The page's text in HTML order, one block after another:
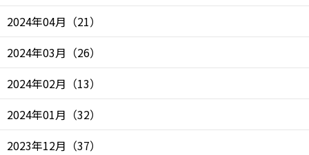
2024年04月 （21）
2024年03月 （26）
2024年02月 （13）
2024年01月 （32）
2023年12月 （37）